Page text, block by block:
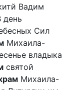
Вадим
день
Сил
Михаила-
владыка
святой
Михаила-